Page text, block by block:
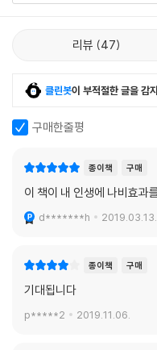
에 걸쳐 독자를 확보할 만큼
장,『여섯 개의 수Just Six
을 쥐게 하는 흥미진진한 아이
리뷰 47
클린봇이 부적절한 글을 감
구매한줄평
종이책 구매
이 책이 내 인생에 나비효과
d*******h 2019.03.13.
종이책 구매
기대됩니다
p*****2 2019.11.06.